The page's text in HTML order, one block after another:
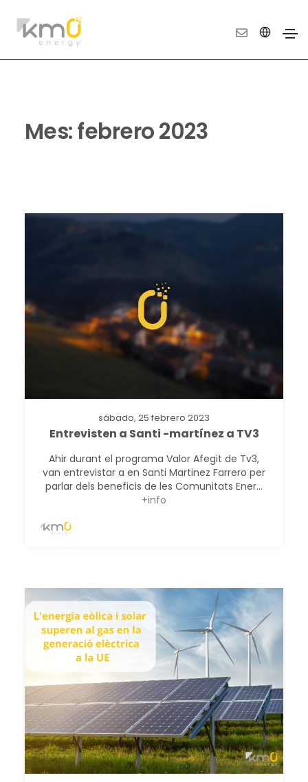
Mes:febrero 2023
sábado, 25 febrero 2023
Entrevisten a Santi -martínez a TV3
Ahir durant el programa Valor Afegit de Tv3,
van entrevistar a en Santi Martinez Farrero per
parlar dels beneficis de les Comunitats Ener...
+info